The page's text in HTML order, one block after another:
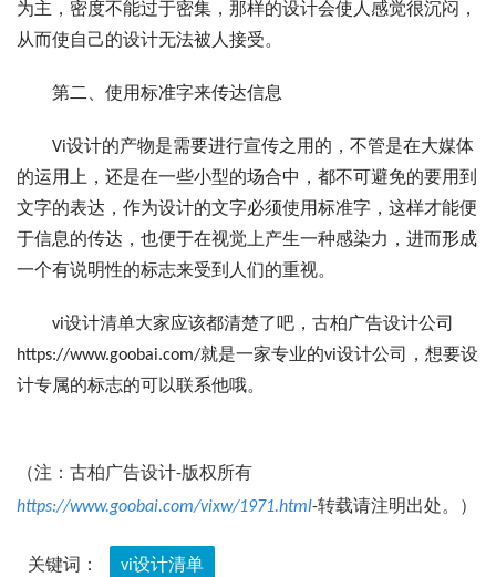
为主，密度不能过于密集，那样的设计会使人感觉很沉闷，
从而使自己的设计无法被人接受。
第二、使用标准字来传达信息
Vi设计的产物是需要进行宣传之用的，不管是在大媒体
的运用上，还是在一些小型的场合中，都不可避免的要用到
文字的表达，作为设计的文字必须使用标准字，这样才能便
于信息的传达，也便于在视觉上产生一种感染力，进而形成
一个有说明性的标志来受到人们的重视。
vi设计清单大家应该都清楚了吧，古柏广告设计公司
https://www.goobai.com/就是一家专业的vi设计公司，想要设
计专属的标志的可以联系他哦。
（注：古柏广告设计-版权所有
https://www.goobai.com/vixw/1971.html-转载请注明出处。）
关键词： vi设计清单